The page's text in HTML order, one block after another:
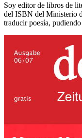
Soy editor de libros de
del ISBN del Ministerio
traducir poesía,